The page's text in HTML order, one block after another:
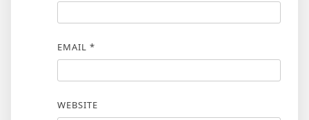
EMAIL *
WEBSITE